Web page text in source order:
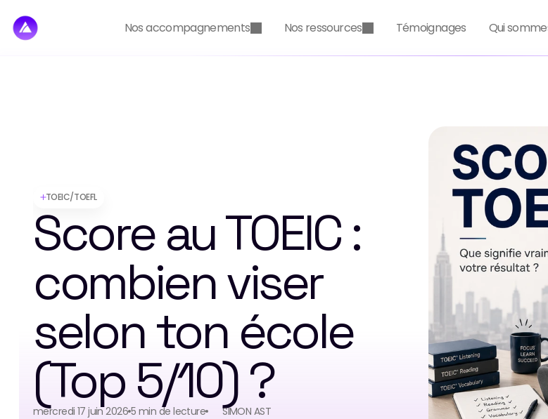
Nos accompagnements Nos ressources Témoignages Qui
TOEIC/TOEFL
Score au TOEIC :
combien viser
selon ton école
(Top 5/10) ?
mercredi 17 juin 2026 5 min de lecture SIMON AST